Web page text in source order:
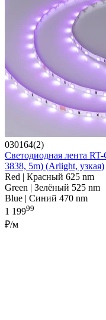
030164(2)
Светодиодная лента
3838, 5m) (Arlight, узкая)
Red | Красный 625 nm
Green | Зелёный 525 nm
Blue | Синий 470 nm
1 19999
₽/м